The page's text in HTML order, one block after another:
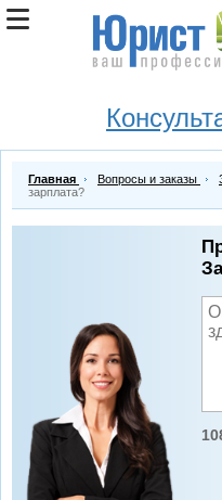
Главная Вопросы и заказы
зарплата?